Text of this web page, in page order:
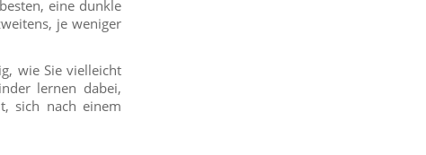
eine dunkle
je weniger
wie Sie vielleicht
lernen dabei,
sich nach einem